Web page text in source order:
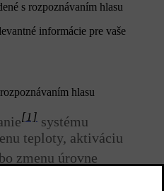
s rozpoznávaním hlasu
informácie pre vaše
hlasu
[1] systému
teploty, aktiváciu
zmenu úrovne